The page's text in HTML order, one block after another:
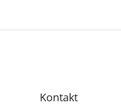
Kontakt